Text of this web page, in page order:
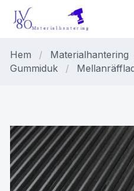
Hem / Materialhantering
Gummiduk
/